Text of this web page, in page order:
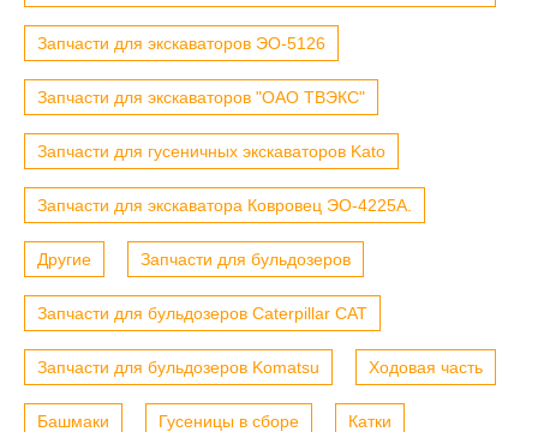
Запчасти для экскаваторов ЭО-5126
Запчасти для экскаваторов "ОАО ТВЭКС"
Запчасти для гусеничных экскаваторов Kato
Запчасти для экскаватора Ковровец ЭО-4225А.
Другие Запчасти для бульдозеров
Запчасти для бульдозеров Caterpillar CAT
Запчасти для бульдозеров Komatsu Ходовая часть
Башмаки Гусеницы в сборе Катки